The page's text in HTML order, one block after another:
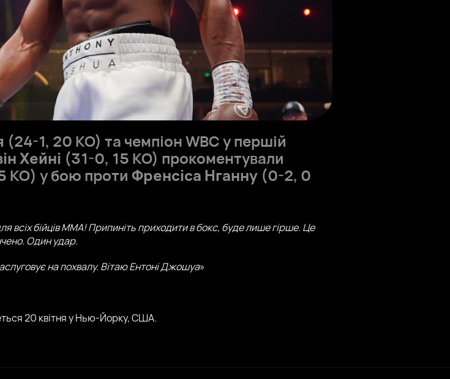
(24-1, 20 КО) та чемпіон WBC у першій
Хейні (31-0, 15 КО) прокоментували
у бою проти Френсіса Нганну (0-2, 0
всіх бійців ММА! Припиніть приходити в бокс, буде лише гірше. Це
Один удар.
на похвалу. Вітаю Ентоні Джошуа»
20 квітня у Нью-Йорку, США.